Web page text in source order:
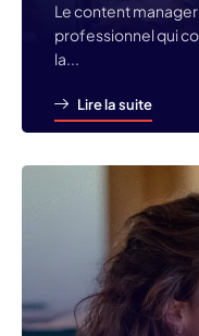
Le content
professionnel qui
la...
Lire la suite